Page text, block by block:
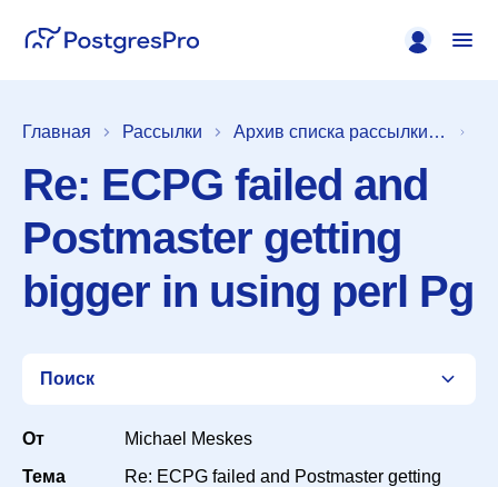
Главная Рассылки Архив списка рассылки [pgsql-interfaces]
Re: ECPG failed and
Postmaster getting
bigger in using perl Pg
Поиск
От
Michael Meskes
Тема
Re: ECPG failed and Postmaster getting